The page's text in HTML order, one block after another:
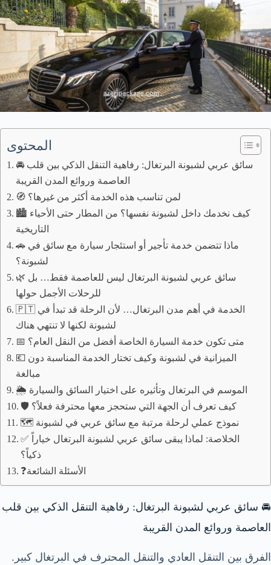
المحتوى
🚘 سائق عربي لشبونة البرتغال: رفاهية التنقل الذكي بين قلب
العاصمة وروائع المدن القريبة
🧭 لمن تناسب هذه الخدمة أكثر من غيرها؟
🏙️ كيف نخدمك داخل لشبونة نفسها؟ من المطار حتى الأحياء
التاريخية
🚗 ماذا تتضمن خدمة تأجير أو استئجار سيارة مع سائق في
لشبونة؟
🌿 سائق عربي لشبونة البرتغال ليس للعاصمة فقط… بل
للرحلات الأجمل حولها
🇵🇹 الخدمة في أهم مدن البرتغال… لأن الرحلة قد تبدأ في
لشبونة لكنها لا تنتهي هناك
📅 متى تكون خدمة السيارة الخاصة أفضل من النقل العام؟
💶 الميزانية في لشبونة وكيف تختار الخدمة المناسبة دون
مبالغة
🌦️ الموسم في البرتغال وتأثيره على اختيار السائق والسيارة
🛡️ كيف تعرف أن الجهة التي ستحجز معها محترفة فعلاً؟
🗺️ نموذج عملي لرحلة مرتبة مع سائق عربي في لشبونة
✅ الخلاصة: لماذا يبقى سائق عربي لشبونة البرتغال خياراً
ذكياً؟
❓الأسئلة الشائعة
🚘 سائق عربي لشبونة البرتغال: رفاهية التنقل الذكي بين قلب
العاصمة وروائع المدن القريبة
الفرق بين التنقل العادي والتنقل المحترف في البرتغال كبير.